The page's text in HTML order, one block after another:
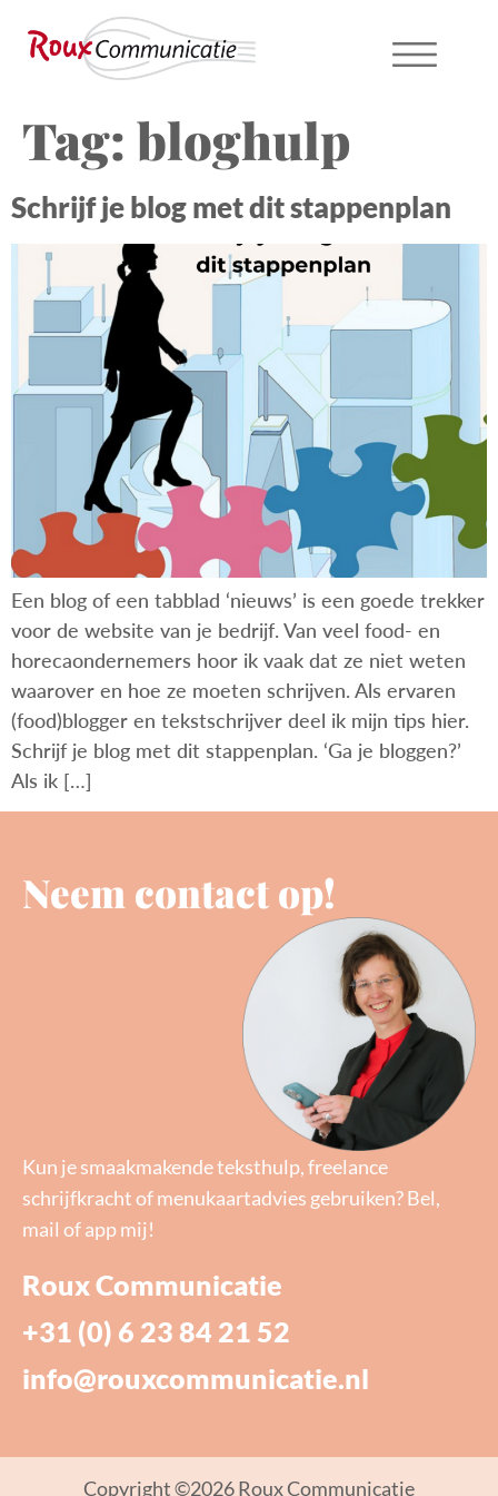
Tag: bloghulp
Schrijf je blog met dit stappenplan
Een blog of een tabblad ‘nieuws’ is een goede trekker
voor de website van je bedrijf. Van veel food- en
horecaondernemers hoor ik vaak dat ze niet weten
waarover en hoe ze moeten schrijven. Als ervaren
(food)blogger en tekstschrijver deel ik mijn tips hier.
Schrijf je blog met dit stappenplan. ‘Ga je bloggen?’
Als ik […]
Neem contact op!
Kun je smaakmakende teksthulp, freelance
schrijfkracht of menukaartadvies gebruiken? Bel,
mail of app mij!
Roux Communicatie
+31 (0) 6 23 84 21 52
info@rouxcommunicatie.nl
Copyright ©2026 Roux Communicatie